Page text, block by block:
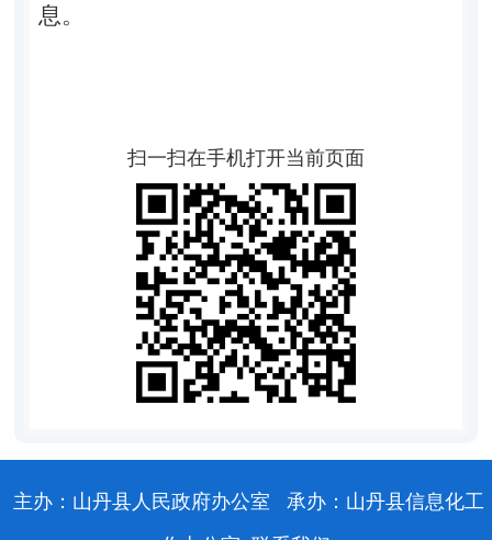
息。
扫一扫在手机打开当前页面
主办：山丹县人民政府办公室
承办：山丹县信息化工